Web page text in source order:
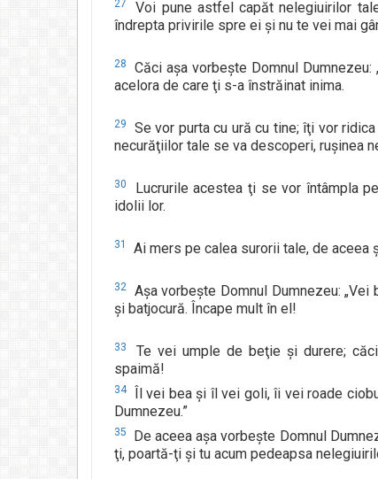
27
Voi pune astfel capăt nelegiuirilor
îndrepta privirile spre ei şi nu te vei mai
28
Căci aşa vorbeşte Domnul
acelora de care ţi s-a înstrăinat inima.
29
Se vor purta cu ură cu tine; îţi vor
necurăţiilor tale se va descoperi, ruşinea
30
Lucrurile acestea ţi se vor întâmpla
idolii lor.
31 Ai mers pe calea surorii tale, de aceea
32
Aşa vorbeşte Domnul Dumnezeu:
şi batjocură. Încape mult în el!
33
Te vei umple de beţie şi durere;
spaimă!
34
Îl vei bea şi îl vei goli, îi vei roade
Dumnezeu.”
35
De aceea aşa vorbeşte Domnul
ţi, poartă-ţi şi tu acum pedeapsa